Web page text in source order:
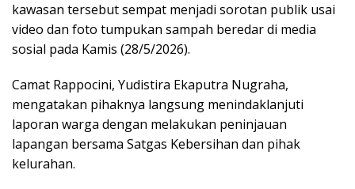
kawasan tersebut sempat menjadi sorotan publik usai
video dan foto tumpukan sampah beredar di media
sosial pada Kamis (28/5/2026).
Camat Rappocini, Yudistira Ekaputra Nugraha,
mengatakan pihaknya langsung menindaklanjuti
laporan warga dengan melakukan peninjauan
lapangan bersama Satgas Kebersihan dan pihak
kelurahan.